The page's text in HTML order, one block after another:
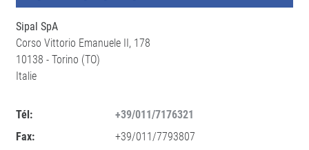
Sipal SpA
Corso Vittorio Emanuele II, 178
10138 - Torino (TO)
Italie
Tél:
+39/011/7176321
Fax:
+39/011/7793807